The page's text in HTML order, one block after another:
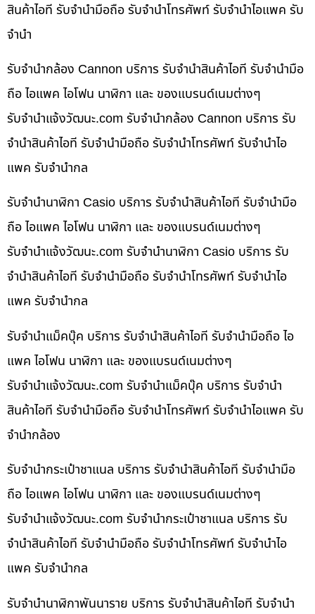
สินค้าไอที รับจำนำมือถือ รับจำนำโทรศัพท์ รับจำนำไอแพค รับ
จำนำ
รับจำนำกล้อง Cannon บริการ รับจำนำสินค้าไอที รับจำนำมือ
ถือ ไอแพค ไอโฟน นาฬิกา และ ของแบรนด์เนมต่างๆ
รับจํานําแจ้งวัฒนะ.com รับจำนำกล้อง Cannon บริการ รับ
จำนำสินค้าไอที รับจำนำมือถือ รับจำนำโทรศัพท์ รับจำนำไอ
แพค รับจำนำกล
รับจำนำนาฬิกา Casio บริการ รับจำนำสินค้าไอที รับจำนำมือ
ถือ ไอแพค ไอโฟน นาฬิกา และ ของแบรนด์เนมต่างๆ
รับจํานําแจ้งวัฒนะ.com รับจำนำนาฬิกา Casio บริการ รับ
จำนำสินค้าไอที รับจำนำมือถือ รับจำนำโทรศัพท์ รับจำนำไอ
แพค รับจำนำกล
รับจำนำแม็คบุ๊ค บริการ รับจำนำสินค้าไอที รับจำนำมือถือ ไอ
แพค ไอโฟน นาฬิกา และ ของแบรนด์เนมต่างๆ
รับจํานําแจ้งวัฒนะ.com รับจำนำแม็คบุ๊ค บริการ รับจำนำ
สินค้าไอที รับจำนำมือถือ รับจำนำโทรศัพท์ รับจำนำไอแพค รับ
จำนำกล้อง
รับจำนำกระเป๋าชาแนล บริการ รับจำนำสินค้าไอที รับจำนำมือ
ถือ ไอแพค ไอโฟน นาฬิกา และ ของแบรนด์เนมต่างๆ
รับจํานําแจ้งวัฒนะ.com รับจำนำกระเป๋าชาแนล บริการ รับ
จำนำสินค้าไอที รับจำนำมือถือ รับจำนำโทรศัพท์ รับจำนำไอ
แพค รับจำนำกล
รับจำนำนาฬิกาพันนาราย บริการ รับจำนำสินค้าไอที รับจำนำ